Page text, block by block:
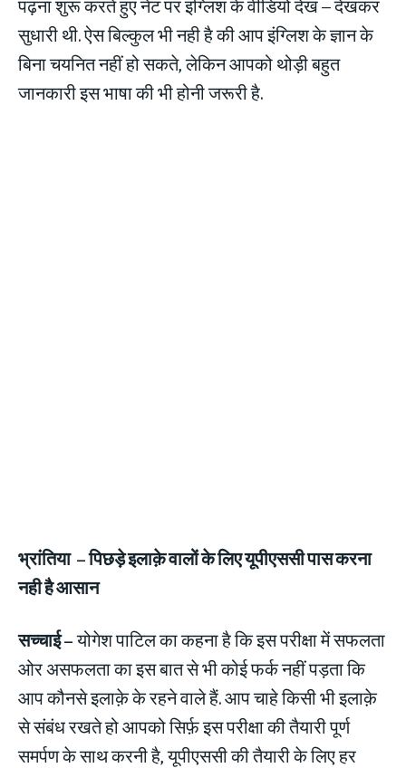
पढ़ना शुरू करते हुए नेट पर इंग्लिश के वीडियो देख – देखकर
सुधारी थी. ऐस बिल्कुल भी नही है की आप इंग्लिश के ज्ञान के
बिना चयनित नहीं हो सकते, लेकिन आपको थोड़ी बहुत
जानकारी इस भाषा की भी होनी जरूरी है.
भ्रांतिया – पिछड़े इलाक़े वालों के लिए यूपीएससी पास करना
नही है आसान
सच्चाई –योगेश पाटिल का कहना है कि इस परीक्षा में सफलता
ओर असफलता का इस बात से भी कोई फर्क नहीं पड़ता कि
आप कौनसे इलाक़े के रहने वाले हैं. आप चाहे किसी भी इलाक़े
से संबंध रखते हो आपको सिर्फ़ इस परीक्षा की तैयारी पूर्ण
समर्पण के साथ करनी है, यूपीएससी की तैयारी के लिए हर